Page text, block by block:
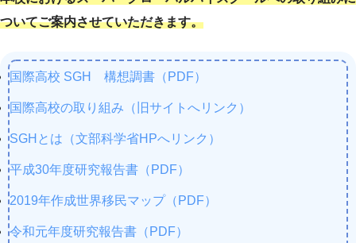
ついてご案内させていただきます。
国際高校 SGH 構想調書（PDF）
国際高校の取り組み（旧サイトへリンク）
SGHとは（文部科学省HPへリンク）
平成30年度研究報告書（PDF）
2019年作成世界移民マップ（PDF）
令和元年度研究報告書（PDF）